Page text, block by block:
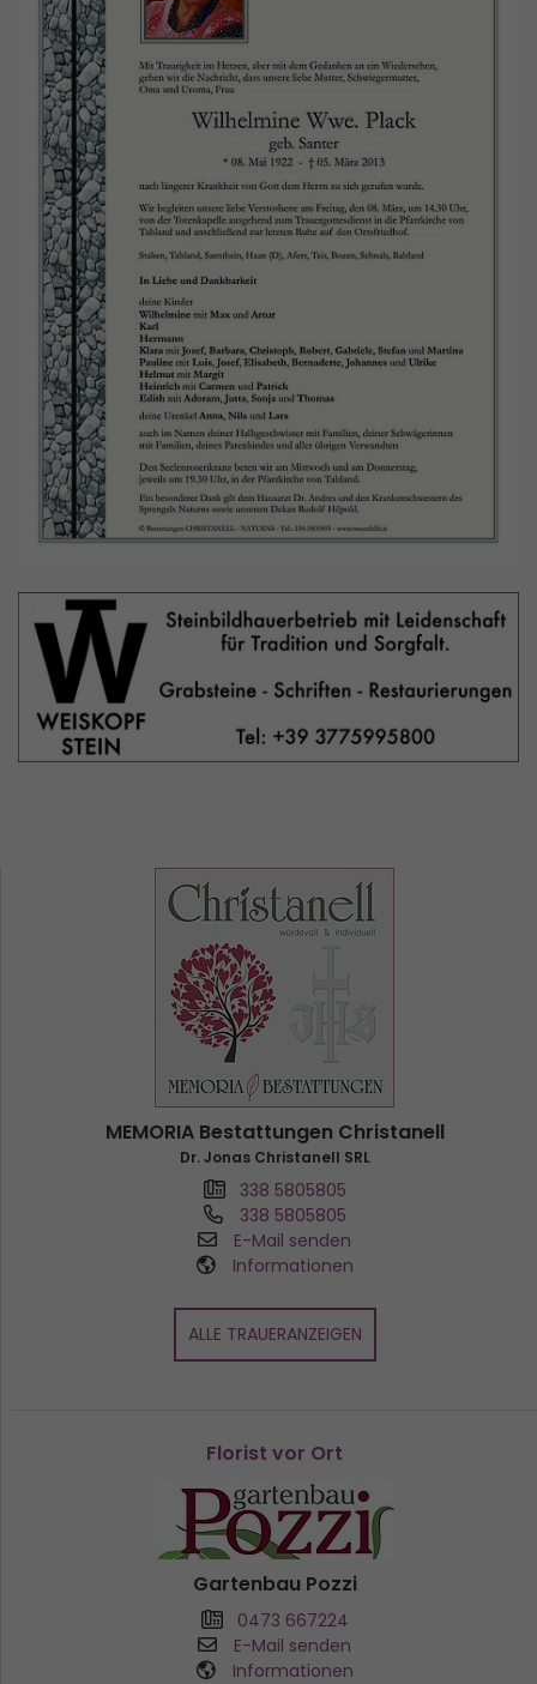
MEMORIA Bestattungen Christanell
Dr. Jonas Christanell SRL
338 5805805
338 5805805
E-Mail senden
Informationen
ALLE TRAUERANZEIGEN
Florist vor Ort
Gartenbau Pozzi
0473 667224
E-Mail senden
Informationen